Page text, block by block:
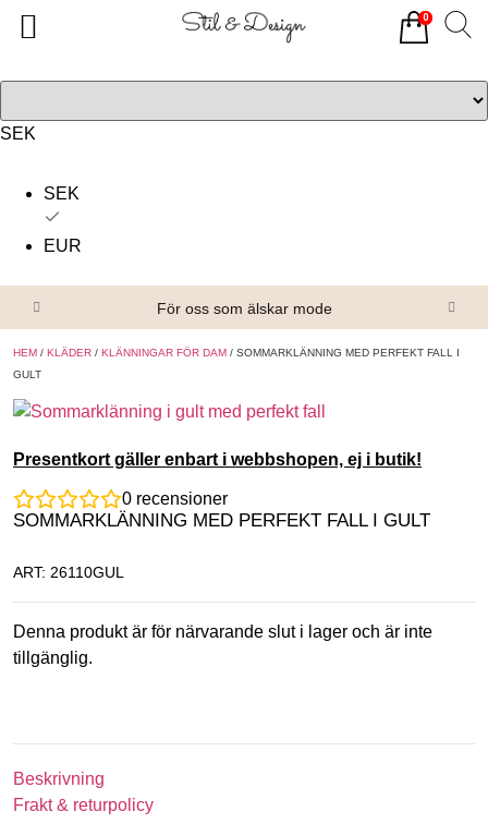
SEK
SEK
EUR
För oss som älskar mode
HEM / KLÄDER / KLÄNNINGAR FÖR DAM / SOMMARKLÄNNING MED PERFEKT FALL I
GULT
Presentkort gäller enbart i webbshopen, ej i butik!
0 recensioner
SOMMARKLÄNNING MED PERFEKT FALL I GULT
ART: 26110GUL
Denna produkt är för närvarande slut i lager och är inte
tillgänglig.
Beskrivning
Frakt & returpolicy
0
Alla produkter
Om oss